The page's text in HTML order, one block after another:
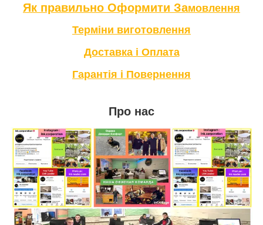
Як правильно Оформити Замовлення
Терміни виготовлення
Доставка і Оплата
Гарантія і Повернення
Про нас